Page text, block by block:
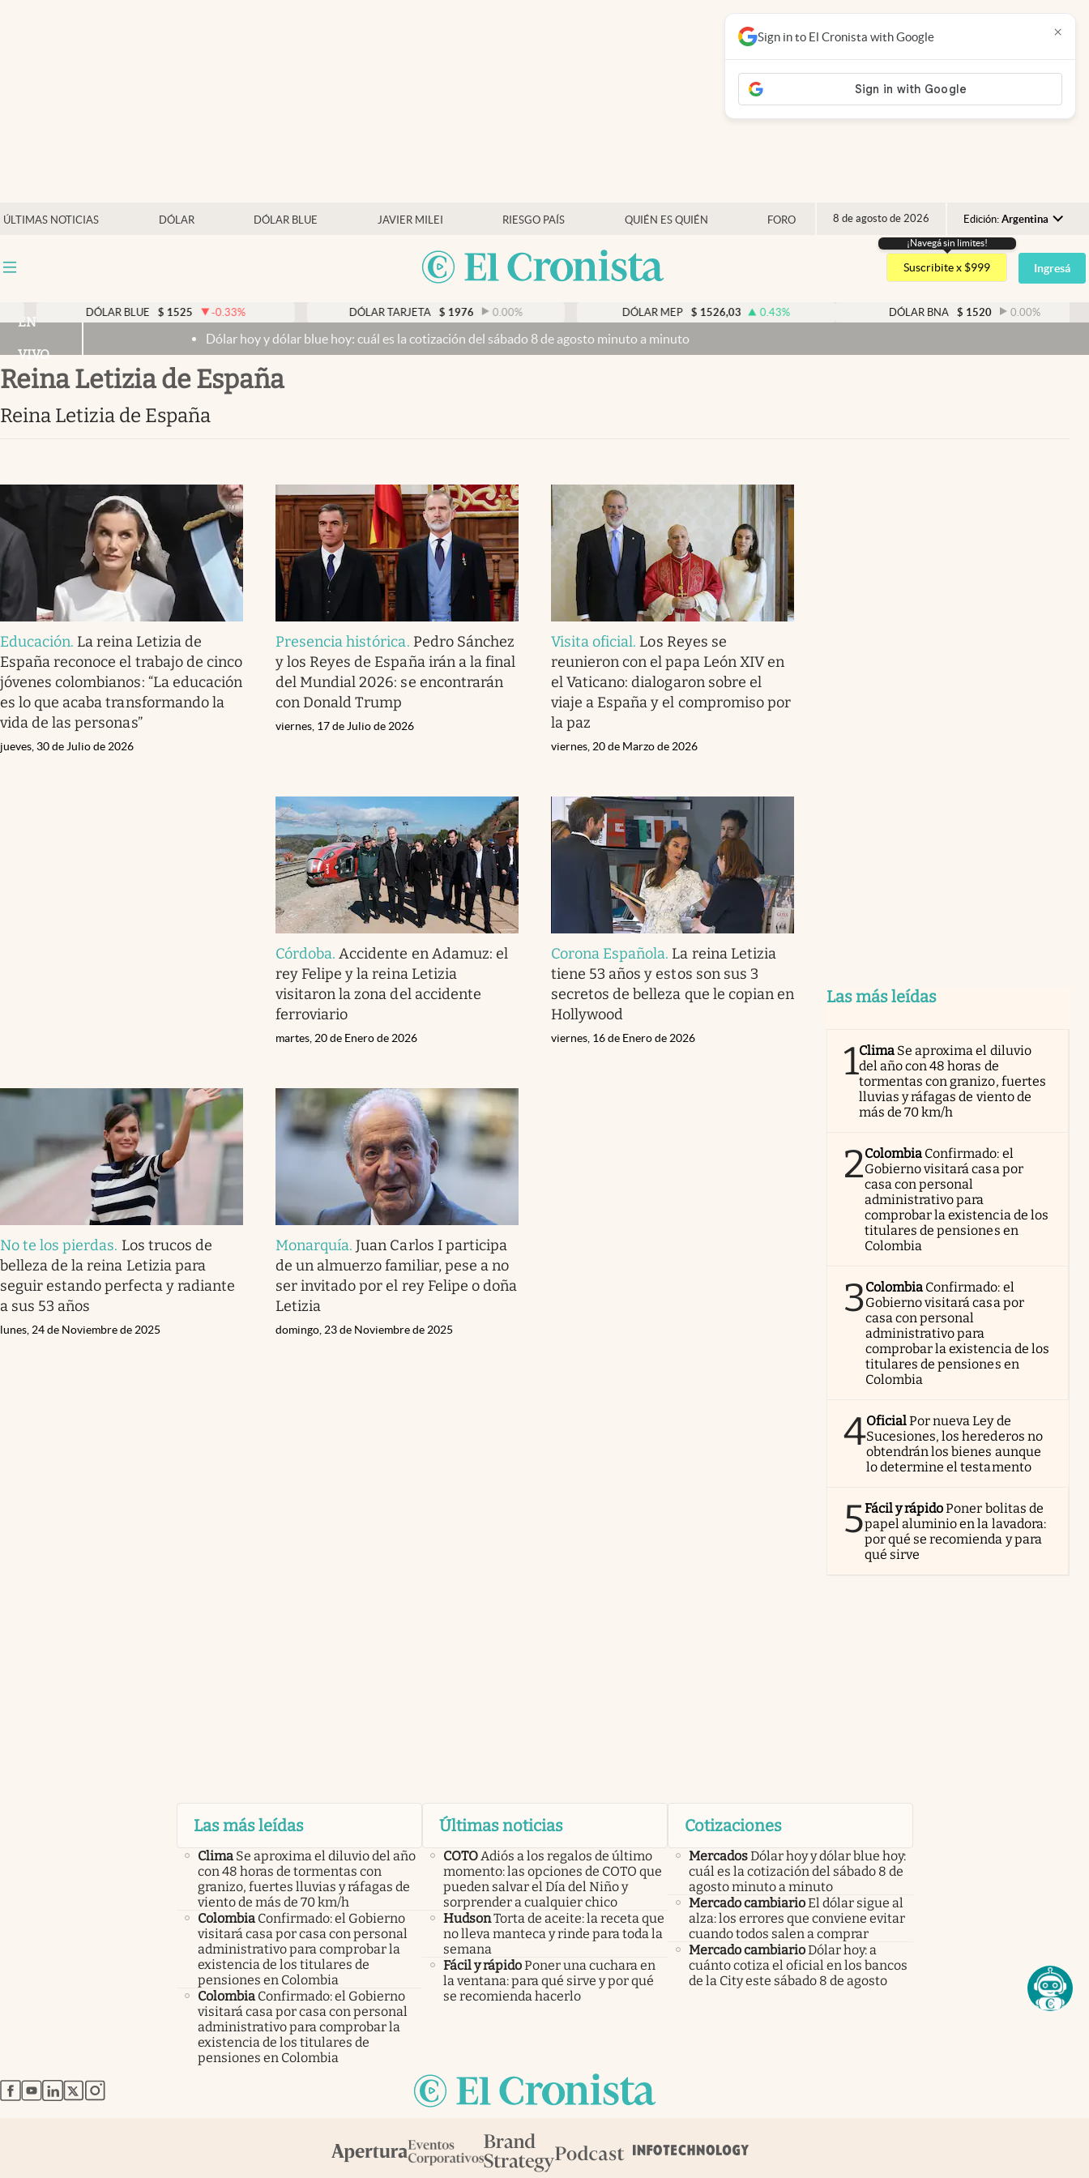
ÚLTIMAS NOTICIAS DÓLAR DÓLAR BLUE JAVIER MILEI RIESGO PAÍS QUIÉN ES QUIÉN FORO 8 de agosto de 2026 Edición: Argentina
Argentina
España
USA
Mercados Online
Otras secciones
Infotechnology
Eventos Corporativos
El Cronista Studio
Mediakit
abre en nueva pestaña
¡Navegá sin limites!
Suscribite x $999 Ingresá
DÓLAR BLUE $ 1525 -0.33% DÓLAR TARJETA $ 1976 0.00% DÓLAR MEP $ 1526,03 0.43% DÓLAR BNA $ 1520 0.00%
EN
VIVO
Dólar hoy y dólar blue hoy: cuál es la cotización del sábado 8 de agosto minuto a minuto
Sign in to El Cronista with Google ×
Reina Letizia de España
Reina Letizia de España
Educación. La reina Letizia de
España reconoce el trabajo de cinco
jóvenes colombianos: “La educación
es lo que acaba transformando la
vida de las personas”
jueves, 30 de Julio de 2026
Presencia histórica. Pedro Sánchez
y los Reyes de España irán a la final
del Mundial 2026: se encontrarán
con Donald Trump
viernes, 17 de Julio de 2026
Visita oficial. Los Reyes se
reunieron con el papa León XIV en
el Vaticano: dialogaron sobre el
viaje a España y el compromiso por
la paz
viernes, 20 de Marzo de 2026
Córdoba.Accidente en Adamuz: el
rey Felipe y la reina Letizia
visitaron la zona del accidente
ferroviario
martes, 20 de Enero de 2026
Corona Española. La reina Letizia
tiene 53 años y estos son sus 3
secretos de belleza que le copian en
Hollywood
viernes, 16 de Enero de 2026
No te los pierdas. Los trucos de
belleza de la reina Letizia para
seguir estando perfecta y radiante
a sus 53 años
lunes, 24 de Noviembre de 2025
Monarquía.Juan Carlos I participa
de un almuerzo familiar, pese a no
ser invitado por el rey Felipe o doña
Letizia
domingo, 23 de Noviembre de 2025
Las más leídas
1Clima Se aproxima el diluvio
del año con 48 horas de
tormentas con granizo, fuertes
lluvias y ráfagas de viento de
más de 70 km/h
2Colombia Confirmado: el
Gobierno visitará casa por
casa con personal
administrativo para
comprobar la existencia de los
titulares de pensiones en
Colombia
3Colombia Confirmado: el
Gobierno visitará casa por
casa con personal
administrativo para
comprobar la existencia de los
titulares de pensiones en
Colombia
4OficialPor nueva Ley de
Sucesiones, los herederos no
obtendrán los bienes aunque
lo determine el testamento
5Fácil y rápidoPoner bolitas de
papel aluminio en la lavadora:
por qué se recomienda y para
qué sirve
Las más leídas
Clima Se aproxima el diluvio del año
con 48 horas de tormentas con
granizo, fuertes lluvias y ráfagas de
viento de más de 70 km/h
Colombia Confirmado: el Gobierno
visitará casa por casa con personal
administrativo para comprobar la
existencia de los titulares de
pensiones en Colombia
Colombia Confirmado: el Gobierno
visitará casa por casa con personal
administrativo para comprobar la
existencia de los titulares de
pensiones en Colombia
Últimas noticias
COTO Adiós a los regalos de último
momento: las opciones de COTO que
pueden salvar el Día del Niño y
sorprender a cualquier chico
HudsonTorta de aceite: la receta que
no lleva manteca y rinde para toda la
semana
Fácil y rápidoPoner una cuchara en
la ventana: para qué sirve y por qué
se recomienda hacerlo
Cotizaciones
MercadosDólar hoy y dólar blue hoy:
cuál es la cotización del sábado 8 de
agosto minuto a minuto
Mercado cambiarioEl dólar sigue al
alza: los errores que conviene evitar
cuando todos salen a comprar
Mercado cambiarioDólar hoy: a
cuánto cotiza el oficial en los bancos
de la City este sábado 8 de agosto
abre en nueva pestaña
abre en nueva pestaña
abre en nueva pestaña
abre en nueva pestaña
abre en nueva pestaña